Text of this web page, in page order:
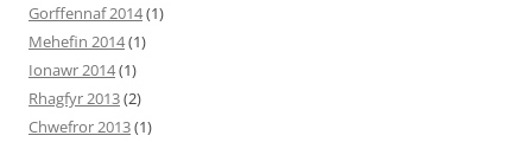
Gorffennaf 2014(1)
Mehefin 2014(1)
Ionawr 2014(1)
Rhagfyr 2013(2)
Chwefror 2013(1)